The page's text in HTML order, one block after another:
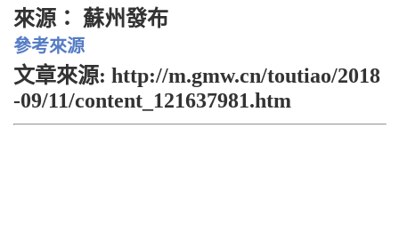
來源： 蘇州發布
參考來源
文章來源: http://m.gmw.cn/toutiao/2018
-09/11/content_121637981.htm